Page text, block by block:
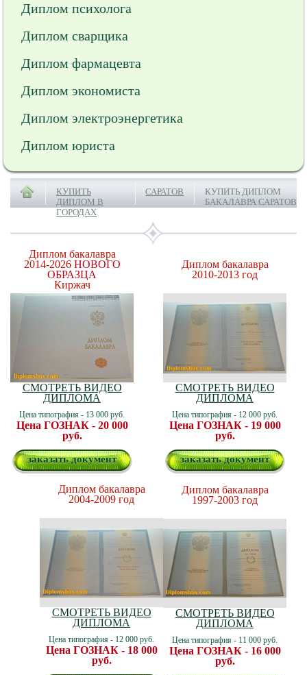
Диплом психолога
Диплом сварщика
Диплом фармацевта
Диплом экономиста
Диплом электроэнергетика
Диплом юриста
КУПИТЬ
ДИПЛОМ В
ГОРОДАХ
САРАТОВ
КУПИТЬ ДИПЛОМ
БАКАЛАВРА САРАТОВ
Диплом бакалавра
2014-2026 НОВОГО
ОБРАЗЦА
Киржач
СМОТРЕТЬ ВИДЕО
ДИПЛОМА
Цена типография - 13 000 руб.
Цена ГОЗНАК - 20 000
руб.
заказать документ
Диплом бакалавра
2010-2013 год
СМОТРЕТЬ ВИДЕО
ДИПЛОМА
Цена типография - 12 000 руб.
Цена ГОЗНАК - 19 000
руб.
заказать документ
Диплом бакалавра
2004-2009 год
СМОТРЕТЬ ВИДЕО
ДИПЛОМА
Цена типография - 12 000 руб.
Цена ГОЗНАК - 18 000
руб.
Диплом бакалавра
1997-2003 год
СМОТРЕТЬ ВИДЕО
ДИПЛОМА
Цена типография - 11 000 руб.
Цена ГОЗНАК - 16 000
руб.